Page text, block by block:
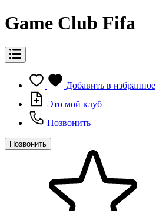
Game Club Fifa
Добавить в избранное
Это мой клуб
Позвонить
Позвонить